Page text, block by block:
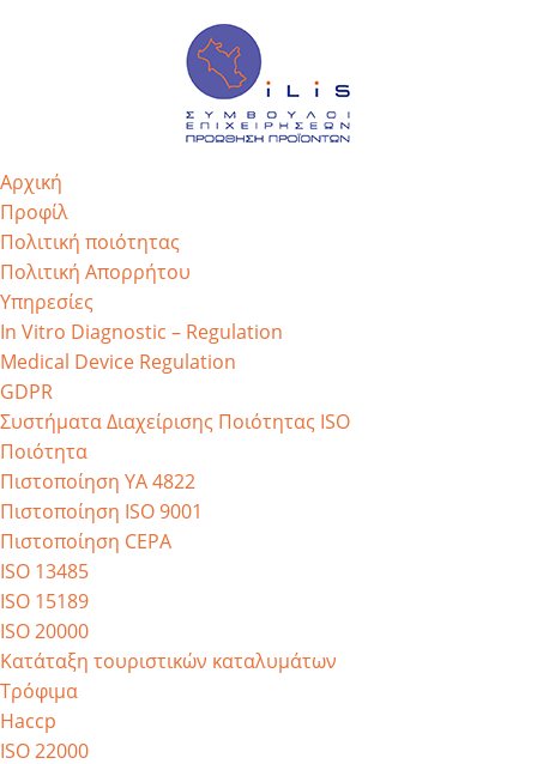
Αρχική
Προφίλ
Πολιτική ποιότητας
Πολιτική Απορρήτου
Υπηρεσίες
In Vitro Diagnostic – Regulation
Medical Device Regulation
GDPR
Συστήματα Διαχείρισης Ποιότητας ISO
Ποιότητα
Πιστοποίηση ΥΑ 4822
Πιστοποίηση ISO 9001
Πιστοποίηση CEPA
ISO 13485
ISO 15189
ISO 20000
Κατάταξη τουριστικών καταλυμάτων
Τρόφιμα
Haccp
ISO 22000